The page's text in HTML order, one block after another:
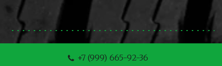
+7 (999) 665-92-36